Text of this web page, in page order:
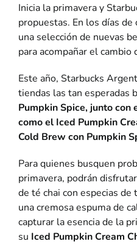
Inicia la primavera y
propuestas. En los días
una selección de nuevas
para acompañar el cambio
Este año, Starbucks
tiendas las tan esperadas
Pumpkin Spice, junto con
como el Iced Pumpkin
Cold Brew con Pumpkin
Para quienes busquen
primavera, podrán
de té chai con especias de
una cremosa espuma de
capturar la esencia de la
su Iced Pumpkin Cream